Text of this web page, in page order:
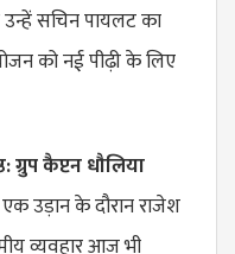
सचिन पायलट का
को नई पीढ़ी के लिए
कैप्टन धौलिया
उड़ान के दौरान राजेश
व्यवहार आज भी